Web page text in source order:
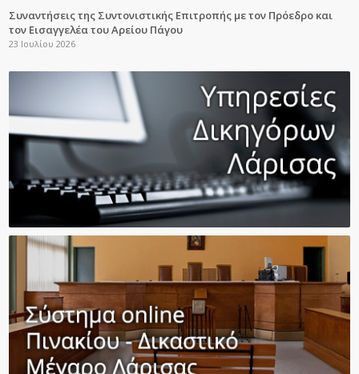
Συναντήσεις της Συντονιστικής Επιτροπής με τον Πρόεδρο και
τον Εισαγγελέα του Αρείου Πάγου
23 Ιουλίου 2026